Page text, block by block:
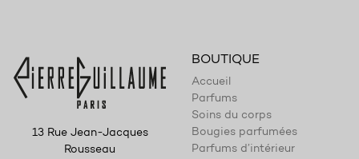
13 Rue Jean-Jacques
Rousseau
BOUTIQUE
Accueil
Parfums
Soins du corps
Bougies parfumées
Parfums d’intérieur